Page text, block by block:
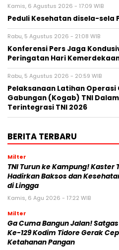
Kamis, 6 Agustus 2026 - 17:09 WIB
Peduli Kesehatan disela-sela
Rabu, 5 Agustus 2026 - 21:08 WIB
Konferensi Pers Jaga
Peringatan Hari
Rabu, 5 Agustus 2026 - 20:59 WIB
Pelaksanaan Latihan
Gabungan (Kogab) TNI
Terintegrasi TNI 2026
BERITA TERBARU
Milter
TNI Turun ke Kampung! Kaster
Hadirkan Baksos dan
di Lingga
Kamis, 6 Agu 2026 - 17:22 WIB
Milter
Ga Cuma Bangun Jalan! Satgas
Ke-129 Kodim Tidore Gerak
Ketahanan Pangan